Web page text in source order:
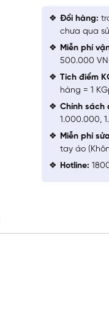
Đổi hàng:
chưa qua
Miễn phí
500.000
Tích điểm
hàng = 1
Chính sách
1.000.000,
Miễn phí
tay áo
Hotline: